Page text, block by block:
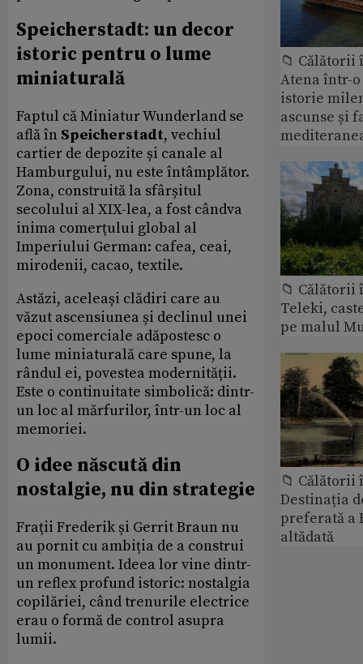
Speicherstadt: un decor
istoric pentru o lume
miniaturală
Faptul că Miniatur Wunderland se
află în Speicherstadt, vechiul
cartier de depozite și canale al
Hamburgului, nu este întâmplător.
Zona, construită la sfârșitul
secolului al XIX-lea, a fost cândva
inima comerțului global al
Imperiului German: cafea, ceai,
mirodenii, cacao, textile.
Astăzi, aceleași clădiri care au
văzut ascensiunea și declinul unei
epoci comerciale adăpostesc o
lume miniaturală care spune, la
rândul ei, povestea modernității.
Este o continuitate simbolică: dintr-
un loc al mărfurilor, într-un loc al
memoriei.
O idee născută din
nostalgie, nu din strategie
Frații Frederik și Gerrit Braun nu
au pornit cu ambiția de a construi
un monument. Ideea lor vine dintr-
un reflex profund istoric: nostalgia
copilăriei, când trenurile electrice
erau o formă de control asupra
lumii.
📁 Călătorii
Atena într-
istorie
ascunse și
📁 Călătorii
Teleki,
pe malul
📁 Călătorii
Destinația
preferată a
altădată